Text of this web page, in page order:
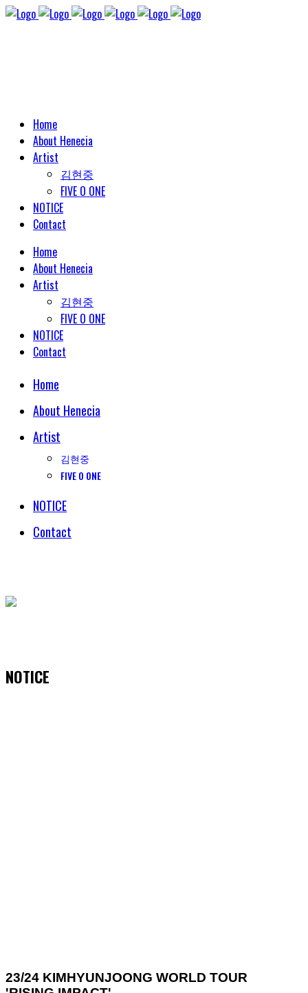
Home
About Henecia
Artist
김현중
FIVE O ONE
NOTICE
Contact
Home
About Henecia
Artist
김현중
FIVE O ONE
NOTICE
Contact
Home
About Henecia
Artist
김현중
FIVE O ONE
NOTICE
Contact
NOTICE
23/24 KIMHYUNJOONG WORLD TOUR